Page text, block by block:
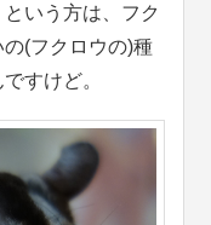
いう方は、フク
(フクロウの)種
すけど。